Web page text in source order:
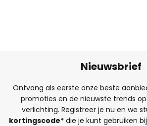
Nieuwsbrief
Ontvang als eerste onze beste
promoties en de nieuwste trends
verlichting. Registreer je nu en we
kortingscode*die je kunt gebruiken